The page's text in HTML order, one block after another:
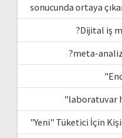
sonucunda ortaya
?Dijital iş
?meta-
"laboratuvar
"Yeni" Tüketici İçin